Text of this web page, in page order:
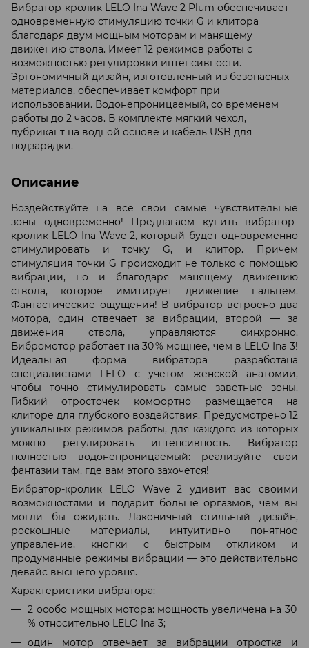
Вибратор-кролик LELO Ina Wave 2 Plum обеспечивает
одновременную стимуляцию точки G и клитора
благодаря двум мощным моторам и манящему
движению ствола. Имеет 12 режимов работы с
возможностью регулировки интенсивности.
Эргономичный дизайн, изготовленный из безопасных
материалов, обеспечивает комфорт при
использовании. Водонепроницаемый, со временем
работы до 2 часов. В комплекте мягкий чехол,
лубрикант на водной основе и кабель USB для
подзарядки.
Описание
Воздействуйте на все свои самые чувствительные
зоны одновременно! Предлагаем купить вибратор-
кролик LELO Ina Wave 2, который будет одновременно
стимулировать и точку G, и клитор. Причем
стимуляция точки G происходит не только с помощью
вибрации, но и благодаря манящему движению
ствола, которое имитирует движение пальцем.
Фантастические ощущения! В вибратор встроено два
мотора, один отвечает за вибрации, второй — за
движения ствола, управляются синхронно.
Вибромотор работает на 30 % мощнее, чем в LELO Ina 3!
Идеальная форма вибратора разработана
специалистами LELO с учетом женской анатомии,
чтобы точно стимулировать самые заветные зоны.
Гибкий отросточек комфортно размещается на
клиторе для глубокого воздействия. Предусмотрено 12
уникальных режимов работы, для каждого из которых
можно регулировать интенсивность. Вибратор
полностью водонепроницаемый: реализуйте свои
фантазии там, где вам этого захочется!
Вибратор-кролик LELO Wave 2 удивит вас своими
возможностями и подарит больше оргазмов, чем вы
могли бы ожидать. Лаконичный стильный дизайн,
роскошные материалы, интуитивно понятное
управление, кнопки с быстрым откликом и
продуманные режимы вибрации — это действительно
девайс высшего уровня.
Характеристики вибратора:
2 особо мощных мотора: мощность увеличена на 30
% относительно LELO Ina 3;
один мотор отвечает за вибрации отростка и